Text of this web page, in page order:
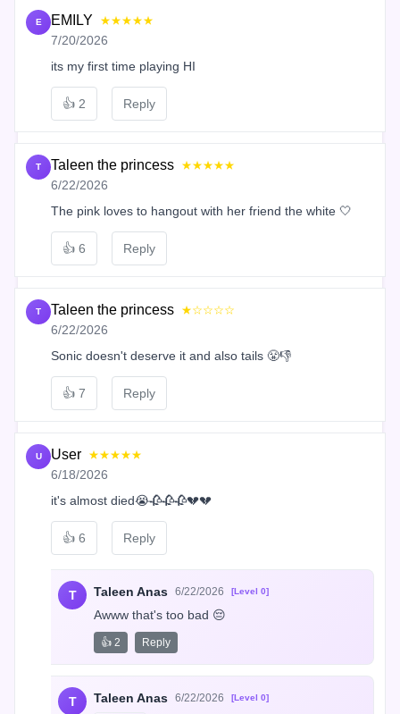
E EMILY ★★★★★
7/20/2026
its my first time playing HI
👍 2 Reply
T Taleen the princess ★★★★★
6/22/2026
The pink loves to hangout with her friend the white 🤍
👍 6 Reply
T Taleen the princess ★☆☆☆☆
6/22/2026
Sonic doesn't deserve it and also tails 😤👎
👍 7 Reply
U User ★★★★★
6/18/2026
it's almost died😭🥀🥀🥀💔💔
👍 6 Reply
T Taleen Anas 6/22/2026 [Level 0]
Awww that's too bad 😔
👍 2 Reply
T Taleen Anas 6/22/2026 [Level 0]